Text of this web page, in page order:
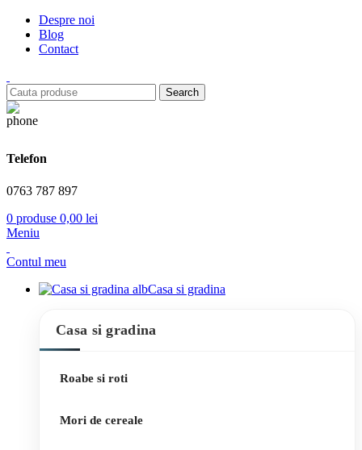
Despre noi
Blog
Contact
Search
Telefon
0763 787 897
0 produse 0,00 lei
Meniu
Contul meu
Casa si gradina
Casa si gradina
Roabe si roti
Mori de cereale